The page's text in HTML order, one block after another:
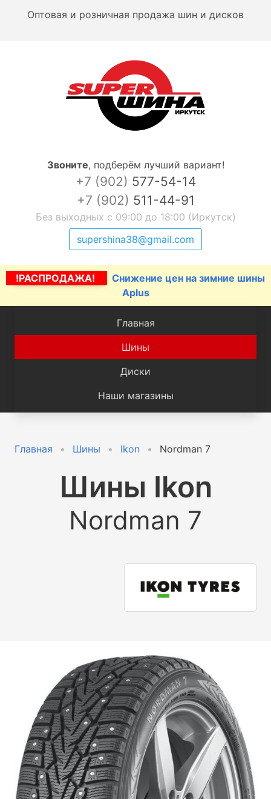
Оптовая и розничная продажа шин и дисков
Звоните, подберём лучший вариант!
+7 (902) 577-54-14
+7 (902) 511-44-91
Без выходных с 09:00 до 18:00 (Иркутск)
supershina38@gmail.com
!РАСПРОДАЖА!
Снижение цен на зимние шины
Aplus
Главная
Шины
Диски
Наши магазины
Главная Шины Ikon Nordman 7
Шины Ikon
Nordman 7